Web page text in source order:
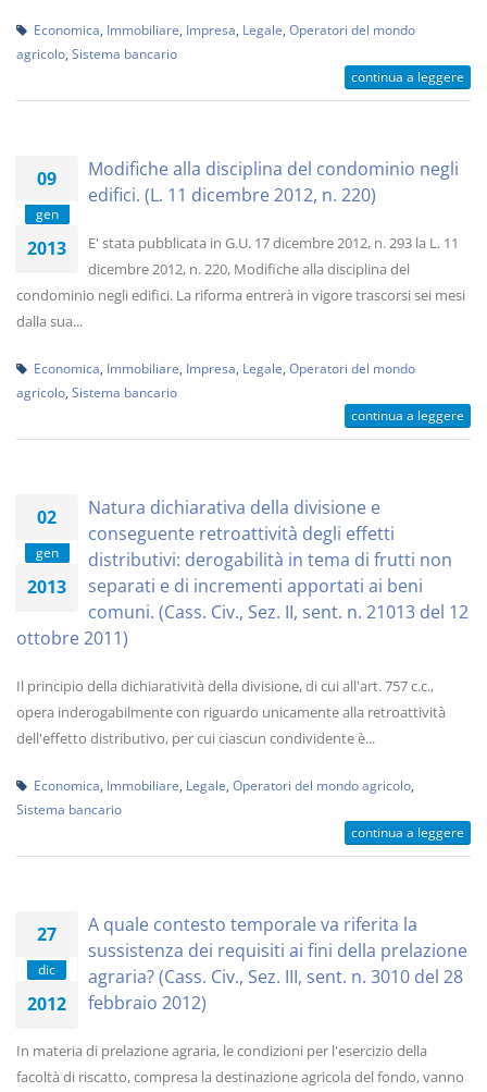
Economica Immobiliare Impresa Legale Operatori del mondo
agricolo Sistema bancario
continua a leggere
09
gen
2013
Modifiche alla disciplina del condominio negli
edifici. (L. 11 dicembre 2012, n. 220)
E' stata pubblicata in G.U. 17 dicembre 2012, n. 293 la L. 11
dicembre 2012, n. 220, Modifiche alla disciplina del
condominio negli edifici. La riforma entrerà in vigore trascorsi sei mesi
dalla sua...
Economica Immobiliare Impresa Legale Operatori del mondo
agricolo Sistema bancario
continua a leggere
02
gen
2013
Natura dichiarativa della divisione e
conseguente retroattività degli effetti
distributivi: derogabilità in tema di frutti non
separati e di incrementi apportati ai beni
comuni. (Cass. Civ., Sez. II, sent. n. 21013 del 12
ottobre 2011)
Il principio della dichiaratività della divisione, di cui all'art. 757 c.c.,
opera inderogabilmente con riguardo unicamente alla retroattività
dell'effetto distributivo, per cui ciascun condividente è...
Economica Immobiliare Legale Operatori del mondo agricolo
Sistema bancario
continua a leggere
27
dic
2012
A quale contesto temporale va riferita la
sussistenza dei requisiti ai fini della prelazione
agraria? (Cass. Civ., Sez. III, sent. n. 3010 del 28
febbraio 2012)
In materia di prelazione agraria, le condizioni per l'esercizio della
facoltà di riscatto, compresa la destinazione agricola del fondo, vanno